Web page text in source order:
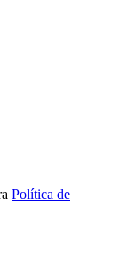
Política de